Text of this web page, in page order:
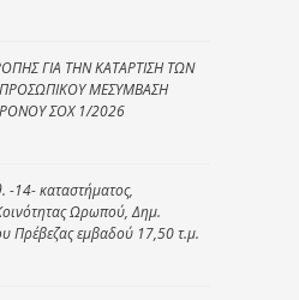
ΓΙΑ ΤΗΝ ΚΑΤΑΡΤΙΣΗ ΤΩΝ
ΜΕΣΥΜΒΑΣΗ
ΣΟΧ 1/2026
-14- καταστήματος,
Ωρωπού, Δημ.
Πρέβεζας εμβαδού 17,50 τ.μ.